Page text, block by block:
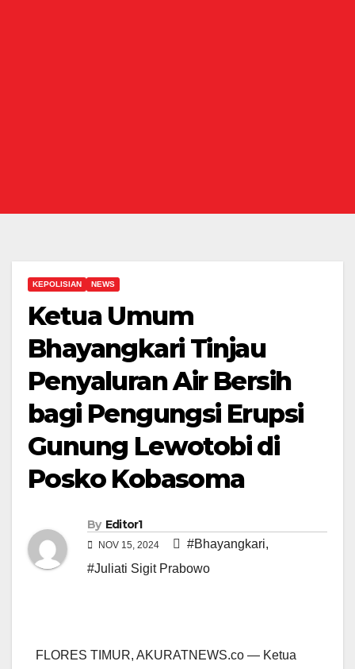
KEPOLISIAN NEWS
Ketua Umum
Bhayangkari Tinjau
Penyaluran Air Bersih
bagi Pengungsi Erupsi
Gunung Lewotobi di
Posko Kobasoma
By Editor1
NOV 15, 2024 #Bhayangkari,
#Juliati Sigit Prabowo
FLORES TIMUR, AKURATNEWS.co — Ketua